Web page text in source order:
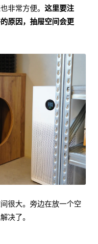
非常方便。 这里要注
原因，抽屉空间会更
很大。旁边在放一个空
决了。